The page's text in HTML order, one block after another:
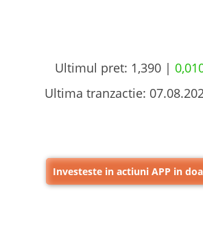
Ultimul pret: 1,390 |
Ultima tranzactie:
Investeste in actiuni APP in